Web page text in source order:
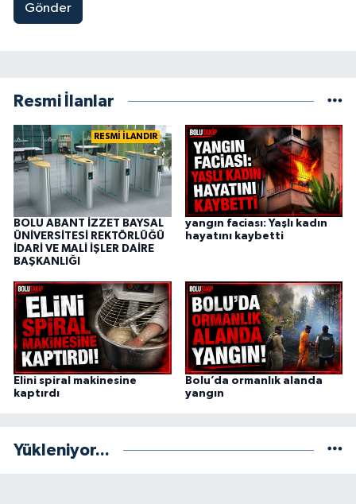
Gönder
Resmi İlanlar
RESMİ İLANDIR
BOLU ABANT İZZET BAYSAL
ÜNİVERSİTESİ REKTÖRLÜĞÜ
İDARİ VE MALİ İŞLER DAİRE
BAŞKANLIĞI
yangın faciası: Yaşlı kadın
hayatını kaybetti
Elini spiral makinesine
kaptırdı
Bolu’da ormanlık alanda
yangın
Yükleniyor...